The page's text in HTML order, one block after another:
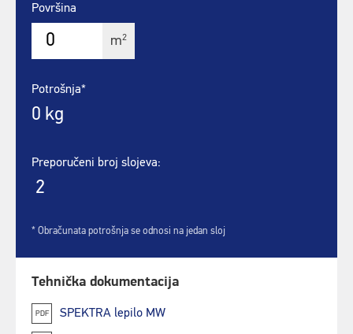
Površina
m2
Potrošnja*
0 kg
Preporučeni broj slojeva:
2
* Obračunata potrošnja se odnosi na jedan sloj
Tehnička dokumentacija
PDF SPEKTRA lepilo MW